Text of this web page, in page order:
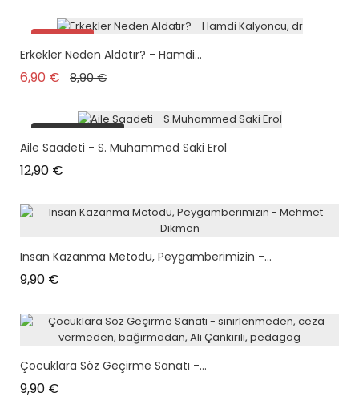
Promo !
Erkekler Neden Aldatır? - Hamdi...
6,90 € Prix de base
8,90 €Prix
plus en stock
Aile Saadeti - S. Muhammed Saki Erol
12,90 €
Insan Kazanma Metodu, Peygamberimizin -...
9,90 €
Çocuklara Söz Geçirme Sanatı -...
9,90 €